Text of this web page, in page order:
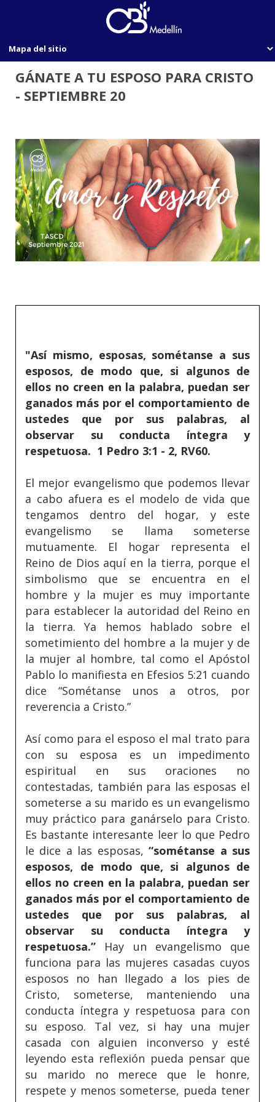
GÁNATE A TU ESPOSO PARA CRISTO
- SEPTIEMBRE 20
"Así mismo, esposas, sométanse a sus
esposos, de modo que, si algunos de
ellos no creen en la palabra, puedan ser
ganados más por el comportamiento de
ustedes que por sus palabras, al
observar su conducta íntegra y
respetuosa. 1 Pedro 3:1 - 2, RV60.
El mejor evangelismo que podemos llevar
a cabo afuera es el modelo de vida que
tengamos dentro del hogar, y este
evangelismo se llama someterse
mutuamente. El hogar representa el
Reino de Dios aquí en la tierra, porque el
simbolismo que se encuentra en el
hombre y la mujer es muy importante
para establecer la autoridad del Reino en
la tierra. Ya hemos hablado sobre el
sometimiento del hombre a la mujer y de
la mujer al hombre, tal como el Apóstol
Pablo lo manifiesta en Efesios 5:21 cuando
dice “Sométanse unos a otros, por
reverencia a Cristo.”
Así como para el esposo el mal trato para
con su esposa es un impedimento
espiritual en sus oraciones no
contestadas, también para las esposas el
someterse a su marido es un evangelismo
muy práctico para ganárselo para Cristo.
Es bastante interesante leer lo que Pedro
le dice a las esposas,“sométanse a sus
esposos, de modo que, si algunos de
ellos no creen en la palabra, puedan ser
ganados más por el comportamiento de
ustedes que por sus palabras, al
observar su conducta íntegra y
respetuosa.” Hay un evangelismo que
funciona para las mujeres casadas cuyos
esposos no han llegado a los pies de
Cristo, someterse, manteniendo una
conducta íntegra y respetuosa para con
su esposo. Tal vez, si hay una mujer
casada con alguien inconverso y esté
leyendo esta reflexión pueda pensar que
su marido no merece que le honre,
respete y menos someterse, pueda tener